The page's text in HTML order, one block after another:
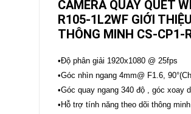
CAMERA
BÁO
Hikvision
Camera
THIẾT
CAMERA QUAY QUÉT
R105-1L2WF GIỚI
THÔNG MINH CS-CP1-
•Độ phân giải 1920x1080 @ 25fps
•Góc nhìn ngang 4mm@ F1.6,
•Góc quay ngang 340 độ , góc xoay
•Hỗ trợ tính năng theo dõi thông minh